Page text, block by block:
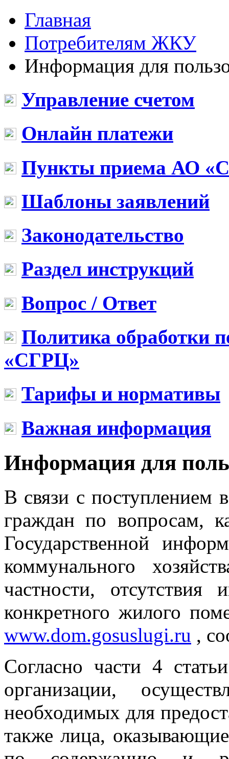
Главная
Потребителям ЖКУ
Информация для
Управление счетом
Онлайн платежи
Пункты приема АО
Шаблоны заявлений
Законодательство
Раздел инструкций
Вопрос / Ответ
Политика обработки
«СГРЦ»
Тарифы и нормативы
Важная информация
Информация для
В связи с
граждан по вопросам,
Государственной
коммунального
частности,
конкретного жилого
www.dom.gosuslugi.ru ,
Согласно части 4
организации,
необходимых для
также лица,